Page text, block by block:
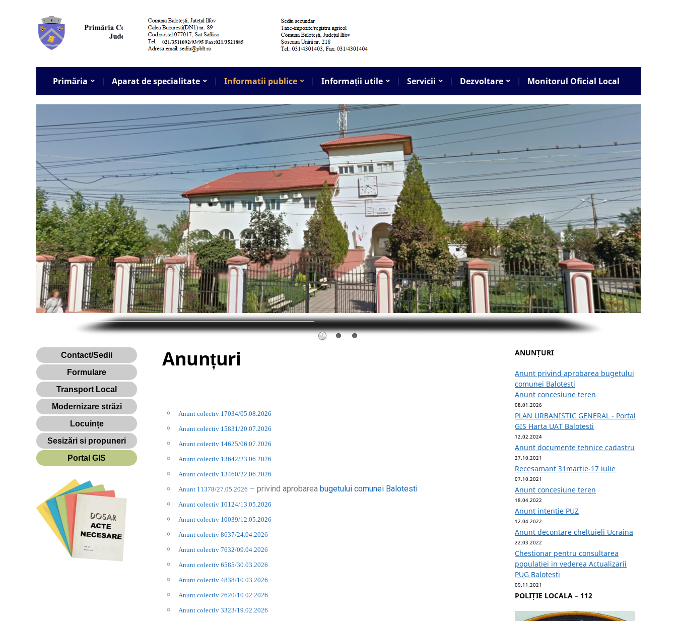
Primăria Aparat de specialitate Informatii publice Informații utile Servicii Dezvoltare Monitorul Oficial Local
Contact/Sedii
Formulare
Transport Local
Modernizare străzi
Locuințe
Sesizări si propuneri
Portal GIS
Anunțuri
Anunt colectiv 17034/05.08.2026
Anunt colectiv 15831/20.07.2026
Anunt colectiv 14625/06.07.2026
Anunt colectiv 13642/23.06.2026
Anunt colectiv 13460/22.06.2026
Anunt 11378/27.05.2026 – privind aprobarea bugetului comunei Balotesti
Anunt colectiv 10124/13.05.2026
Anunt colectiv 10039/12.05.2026
Anunt colectiv 8637/24.04.2026
Anunt colectiv 7632/09.04.2026
Anunt colectiv 6585/30.03.2026
Anunt colectiv 4838/10.03.2026
Anunt colectiv 2620/10.02.2026
Anunt colectiv 3323/19.02.2026
ANUNȚURI
Anunt privind aprobarea bugetului
comunei Balotesti
Anunt concesiune teren
08.01.2026
PLAN URBANISTIC GENERAL - Portal
GIS Harta UAT Balotesti
12.02.2024
Anunt documente tehnice cadastru
27.10.2021
Recesamant 31martie-17 iulie
07.10.2021
Anunt concesiune teren
18.04.2022
Anunt intentie PUZ
12.04.2022
Anunt decontare cheltuieli Ucraina
22.03.2022
Chestionar pentru consultarea
populatiei in vederea Actualizarii
PUG Balotesti
09.11.2021
POLIȚIE LOCALA – 112